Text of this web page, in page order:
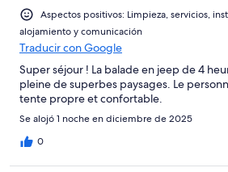
Aspectos positivos: Limpieza, servicios,
alojamiento y comunicación
Traducir con Google
Super séjour ! La balade en jeep de 4
pleine de superbes paysages. Le
tente propre et confortable.
Se alojó 1 noche en diciembre de 2025
0